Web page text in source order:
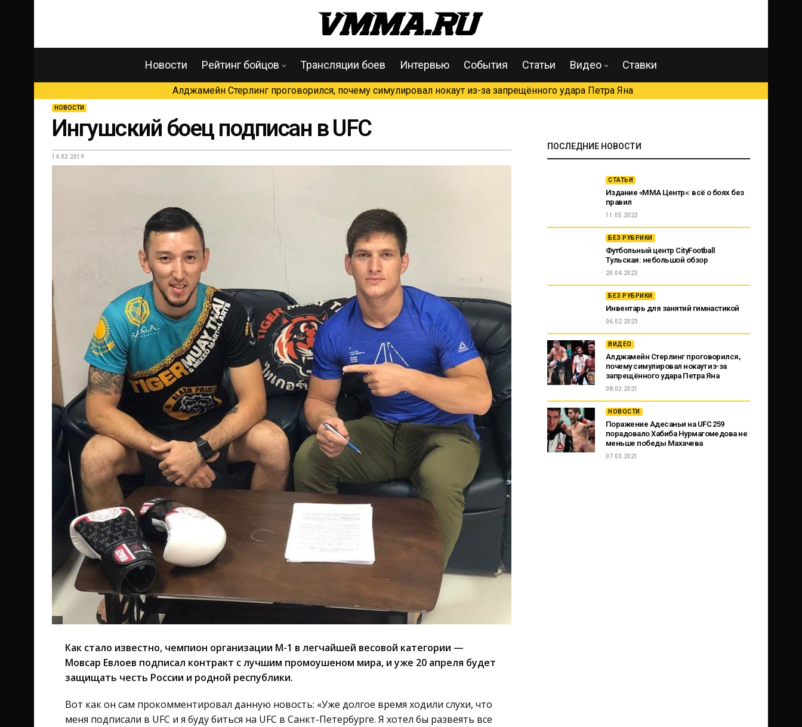
Новости Рейтинг бойцов Трансляции боев Интервью События Статьи Видео Ставки
Алджамейн Стерлинг проговорился, почему симулировал нокаут из-за запрещённого удара Петра Яна
НОВОСТИ
Ингушский боец подписан в UFC
14.03.2019
Как стало известно, чемпион организации М-1 в легчайшей весовой категории —
Мовсар Евлоев подписал контракт с лучшим промоушеном мира, и уже 20 апреля будет
защищать честь России и родной республики.
Вот как он сам прокомментировал данную новость: «Уже долгое время ходили слухи, что
меня подписали в UFC и я буду биться на UFC в Санкт-Петербурге. Я хотел бы развеять все
ПОСЛЕДНИЕ НОВОСТИ
СТАТЬИ
Издание «ММА Центр»: всё о боях без
правил
11.05.2023
БЕЗ РУБРИКИ
Футбольный центр CityFootball
Тульская: небольшой обзор
20.04.2023
БЕЗ РУБРИКИ
Инвентарь для занятий гимнастикой
06.02.2023
ВИДЕО
Алджамейн Стерлинг проговорился,
почему симулировал нокаут из-за
запрещённого удара Петра Яна
08.03.2021
НОВОСТИ
Поражение Адесаньи на UFC 259
порадовало Хабиба Нурмагомедова не
меньше победы Махачева
07.03.2021